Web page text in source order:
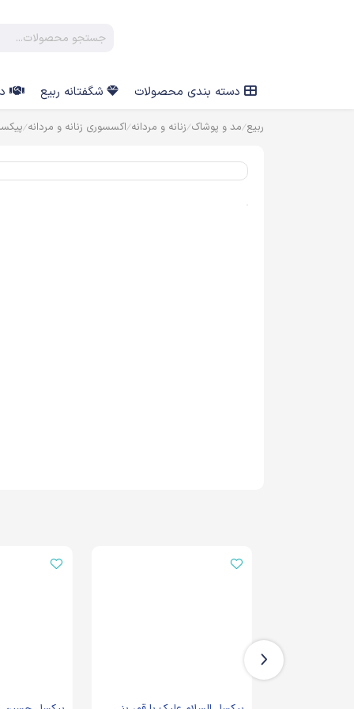
دسته بندی محصولات شگفتانه ربیع
ربیع مد و پوشاک زنانه و مردانه اکسسوری زنانه و مردانه